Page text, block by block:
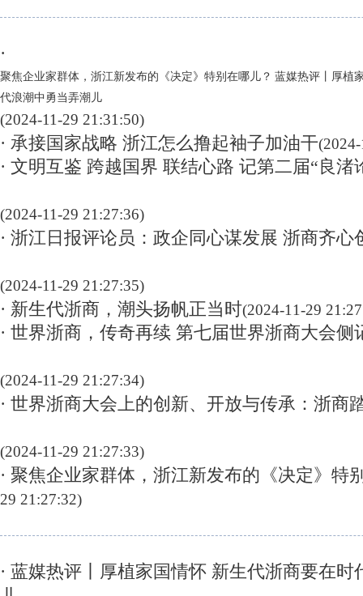
·
聚焦企业家群体，浙江新发布的《决定》特别在哪儿？ 蓝媒热评丨厚植
代浪潮中勇当弄潮儿
(2024-11-29 21:31:50)
· 承接国家战略 浙江怎么撸起袖子加油干
· 文明互鉴 跨越国界 联结心路 记第二届“良渚
(2024-11-29 21:27:36)
· 浙江日报评论员：政企同心谋发展 浙商齐心
(2024-11-29 21:27:35)
· 新生代浙商，潮头扬帆正当时(2024-11-29
· 世界浙商，传奇再续 第七届世界浙商大会侧
(2024-11-29 21:27:34)
· 世界浙商大会上的创新、开放与传承：浙商
(2024-11-29 21:27:33)
· 聚焦企业家群体，浙江新发布的《决定》特
29 21:27:32)
· 蓝媒热评丨厚植家国情怀 新生代浙商要在时